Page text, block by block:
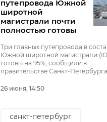
путепровода Южной
широтной
магистрали почти
полностью готовы
Три главных путепровода в
Южной широтной магистрали
готовы на 95%, сообщили в
правительстве Санкт-
26 июня, 14:50
санкт-петербург